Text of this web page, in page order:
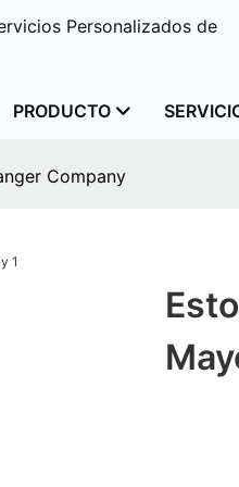
Personalizados de
PRODUCTO
Company